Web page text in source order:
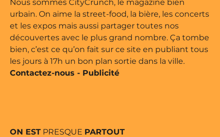
Nous sommes CityCrunch, le magazine bien
urbain. On aime la street-food, la bière, les concerts
et les expos mais aussi partager toutes nos
découvertes avec le plus grand nombre. Ça tombe
bien, c’est ce qu’on fait sur ce site en publiant tous
les jours à 17h un bon plan sortie dans la ville.
Contactez-nous - Publicité
ON EST PRESQUE PARTOUT